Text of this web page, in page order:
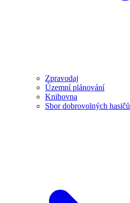
Zpravodaj
Územní plánování
Knihovna
Sbor dobrovolných hasičů